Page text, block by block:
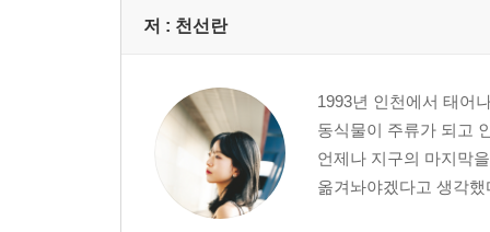
저 : 천선란
1993년 인천에서 태어
동식물이 주류가 되고
언제나 지구의 마지막
옮겨놔야겠다고 생각